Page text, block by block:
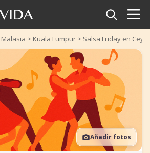
Malasia > Kuala Lumpur > Salsa Friday en
Añadir fotos